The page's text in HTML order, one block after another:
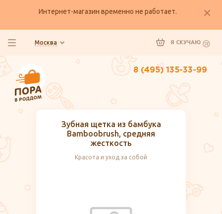
Интернет-магазин временно не работает.
Москва Я СКУЧАЮ
8 (495) 135-33-99
Зубная щетка из бамбука
Bamboobrush, средняя
жесткость
Красота и уход за собой